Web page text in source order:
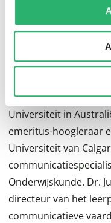
kunnen ontvangen en
2.0. De online
oefenvragen per
Dit boek is bedoeld
in de verschillende
Jonathan Silverman
academische
Universiteit in
emeritus-hoogleraar
Universiteit van
Onderwĳskunde. Dr.
directeur van het
communicatieve